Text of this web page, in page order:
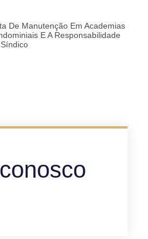
De Manutenção Em Academias
E A Responsabilidade